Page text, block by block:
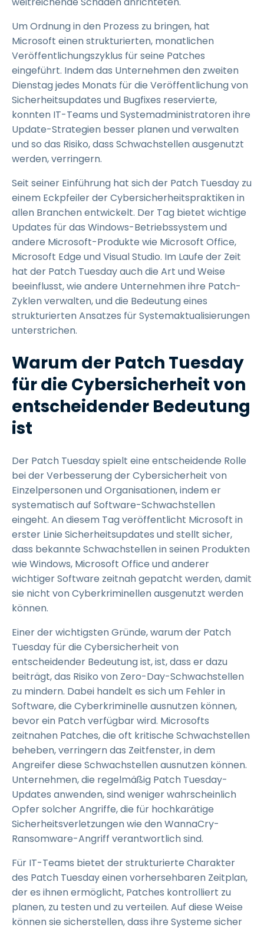
Um Ordnung in den Prozess zu bringen, hat
Microsoft einen strukturierten, monatlichen
Veröffentlichungszyklus für seine Patches
eingeführt. Indem das Unternehmen den zweiten
Dienstag jedes Monats für die Veröffentlichung von
Sicherheitsupdates und Bugfixes reservierte,
konnten IT-Teams und Systemadministratoren ihre
Update-Strategien besser planen und verwalten
und so das Risiko, dass Schwachstellen ausgenutzt
werden, verringern.
Seit seiner Einführung hat sich der Patch Tuesday zu
einem Eckpfeiler der Cybersicherheitspraktiken in
allen Branchen entwickelt. Der Tag bietet wichtige
Updates für das Windows-Betriebssystem und
andere Microsoft-Produkte wie Microsoft Office,
Microsoft Edge und Visual Studio. Im Laufe der Zeit
hat der Patch Tuesday auch die Art und Weise
beeinflusst, wie andere Unternehmen ihre Patch-
Zyklen verwalten, und die Bedeutung eines
strukturierten Ansatzes für Systemaktualisierungen
unterstrichen.
Warum der Patch Tuesday
für die Cybersicherheit von
entscheidender Bedeutung
ist
Der Patch Tuesday spielt eine entscheidende Rolle
bei der Verbesserung der Cybersicherheit von
Einzelpersonen und Organisationen, indem er
systematisch auf Software-Schwachstellen
eingeht. An diesem Tag veröffentlicht Microsoft in
erster Linie Sicherheitsupdates und stellt sicher,
dass bekannte Schwachstellen in seinen Produkten
wie Windows, Microsoft Office und anderer
wichtiger Software zeitnah gepatcht werden, damit
sie nicht von Cyberkriminellen ausgenutzt werden
können.
Einer der wichtigsten Gründe, warum der Patch
Tuesday für die Cybersicherheit von
entscheidender Bedeutung ist, ist, dass er dazu
beiträgt, das Risiko von Zero-Day-Schwachstellen
zu mindern. Dabei handelt es sich um Fehler in
Software, die Cyberkriminelle ausnutzen können,
bevor ein Patch verfügbar wird. Microsofts
zeitnahen Patches, die oft kritische Schwachstellen
beheben, verringern das Zeitfenster, in dem
Angreifer diese Schwachstellen ausnutzen können.
Unternehmen, die regelmäßig Patch Tuesday-
Updates anwenden, sind weniger wahrscheinlich
Opfer solcher Angriffe, die für hochkarätige
Sicherheitsverletzungen wie den WannaCry-
Ransomware-Angriff verantwortlich sind.
Für IT-Teams bietet der strukturierte Charakter
des Patch Tuesday einen vorhersehbaren Zeitplan,
der es ihnen ermöglicht, Patches kontrolliert zu
planen, zu testen und zu verteilen. Auf diese Weise
können sie sicherstellen, dass ihre Systeme sicher